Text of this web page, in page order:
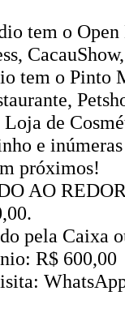
tem o
tem o Pinto
de
e
próximos!
AO
pela Caixa
R$ 600,00